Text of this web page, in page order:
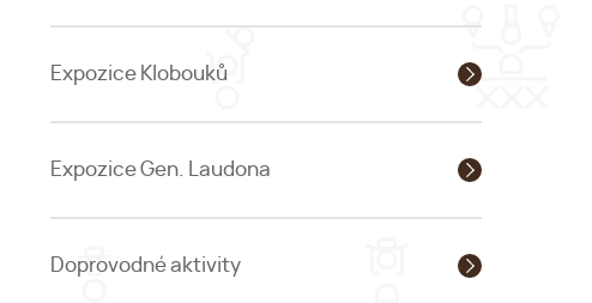
Expozice Klobouků
Expozice Gen. Laudona
Doprovodné aktivity